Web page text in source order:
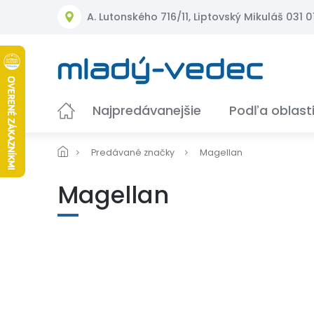
A. Lutonského 716/11, Liptovský Mikuláš 031
Najpredávanejšie Podľa oblasti
Predávané značky Magellan
Magellan